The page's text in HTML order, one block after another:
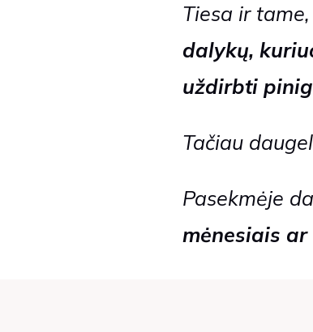
Tiesa ir
dalykų,
uždirbti
Tačiau
Pasekmėje
mėnesiais